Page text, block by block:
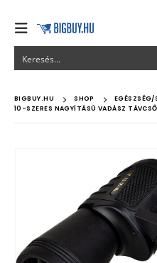
BIGBUY.HU SHOP
10-SZERES NAGYÍTÁSÚ VADÁSZ